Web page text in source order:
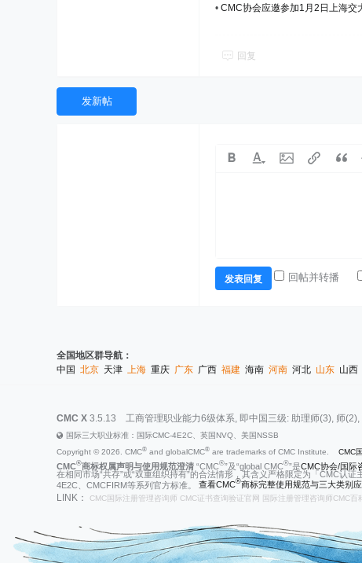
• CMC协会应邀参加1月2日上海交
回复
发新帖
发表回复 回帖并转播
全国地区群导航：
中国 北京 天津 上海 重庆 广东 广西 福建 海南 河南 河北 山东 山西
CMC X 3.5.13 工商管理职业能力6级体系, 即中国三级: 助理师(3), 师
国际三大职业标准：国际CMC-4E2C、英国NVQ、美国NSSB
Copyright © 2026. CMC® and globalCMC® are trademarks of CMC Institute. CMC
CMC®商标权属声明与使用规范澄清 “CMC®”及“global CMC®”是CMC协会/国际
在相同市场“共存”或“双重组织持有”的合法情形，其含义严格限定为「CMC认
4E2C、CMCFIRM等系列官方标准。 查看CMC®商标完整使用规范与三大类别
LINK： CMC国际注册管理咨询师 CMC证书查询验证官网 国际注册管理咨询师CMC百